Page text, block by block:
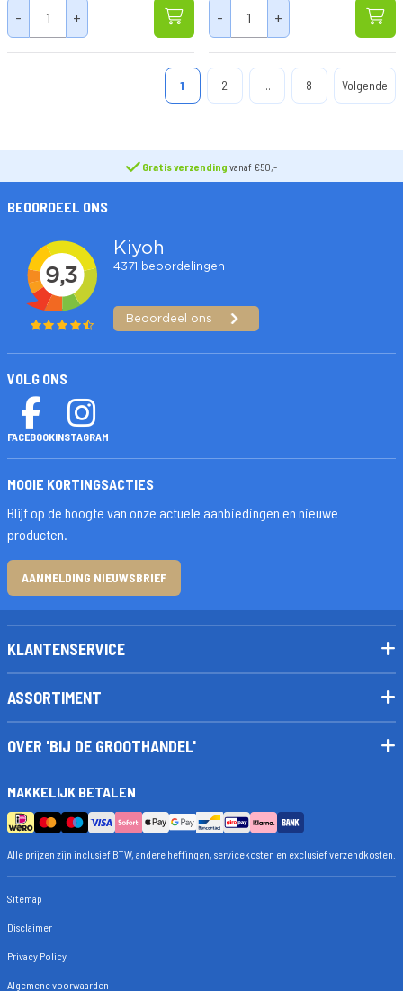
- + - +
1 2 ... 8 Volgende
Gratis verzending vanaf €50,-
BEOORDEEL ONS
VOLG ONS
FACEBOOKINSTAGRAM
MOOIE KORTINGSACTIES
Blijf op de hoogte van onze actuele aanbiedingen en nieuwe
producten.
AANMELDING NIEUWSBRIEF
KLANTENSERVICE
ASSORTIMENT
OVER 'BIJ DE GROOTHANDEL'
MAKKELIJK BETALEN
Alle prijzen zijn inclusief BTW, andere heffingen, servicekosten en exclusief verzendkosten.
Sitemap
Disclaimer
Privacy Policy
Algemene voorwaarden